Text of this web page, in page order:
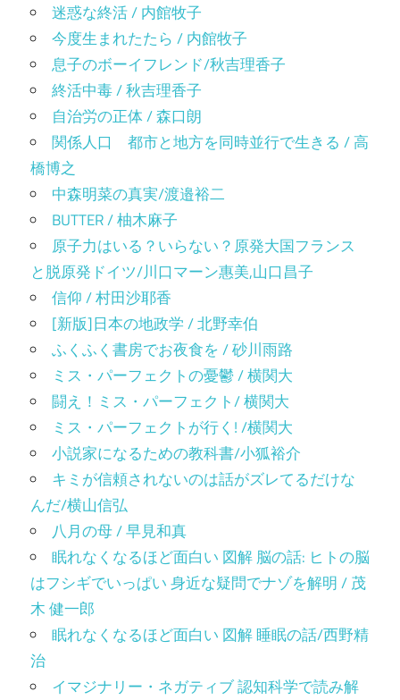
迷惑な終活 / 内館牧子
今度生まれたたら / 内館牧子
息子のボーイフレンド/秋吉理香子
終活中毒 / 秋吉理香子
自治労の正体 / 森口朗
関係人口 都市と地方を同時並行で生きる / 高
橋博之
中森明菜の真実/渡邉裕二
BUTTER / 柚木麻子
原子力はいる？いらない？原発大国フランス
と脱原発ドイツ/川口マーン惠美,山口昌子
信仰 / 村田沙耶香
[新版]日本の地政学 / 北野幸伯
ふくふく書房でお夜食を / 砂川雨路
ミス・パーフェクトの憂鬱 / 横関大
闘え！ミス・パーフェクト/ 横関大
ミス・パーフェクトが行く! /横関大
小説家になるための教科書/小狐裕介
キミが信頼されないのは話がズレてるだけな
んだ/横山信弘
八月の母 / 早見和真
眠れなくなるほど面白い 図解 脳の話: ヒトの脳
はフシギでいっぱい 身近な疑問でナゾを解明 / 茂
木 健一郎
眠れなくなるほど面白い 図解 睡眠の話/西野精
治
イマジナリー・ネガティブ 認知科学で読み解